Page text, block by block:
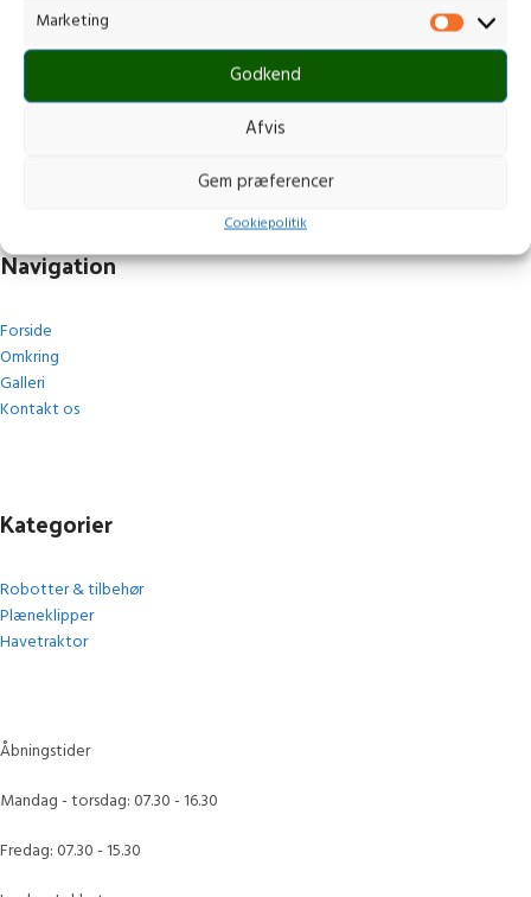
Marketing
Godkend
Afvis
Gem præferencer
Cookiepolitik
Gammelmark 1, 6630 Rødding
post@stops.dk
Navigation
Forside
Omkring
Galleri
Kontakt os
Kategorier
Robotter & tilbehør
Plæneklipper
Havetraktor
Åbningstider
Mandag - torsdag: 07.30 - 16.30
Fredag: 07.30 - 15.30